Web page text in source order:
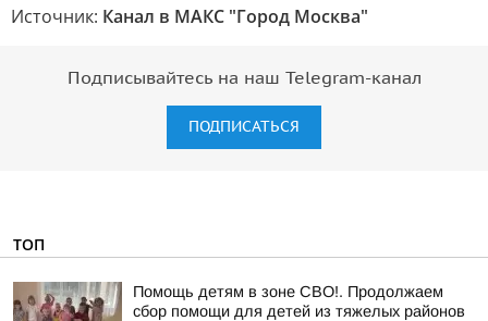
Источник: Канал в МАКС "Город Москва"
Подписывайтесь на наш Telegram-канал
ПОДПИСАТЬСЯ
ТОП
Помощь детям в зоне СВО!. Продолжаем
сбор помощи для детей из тяжелых районов